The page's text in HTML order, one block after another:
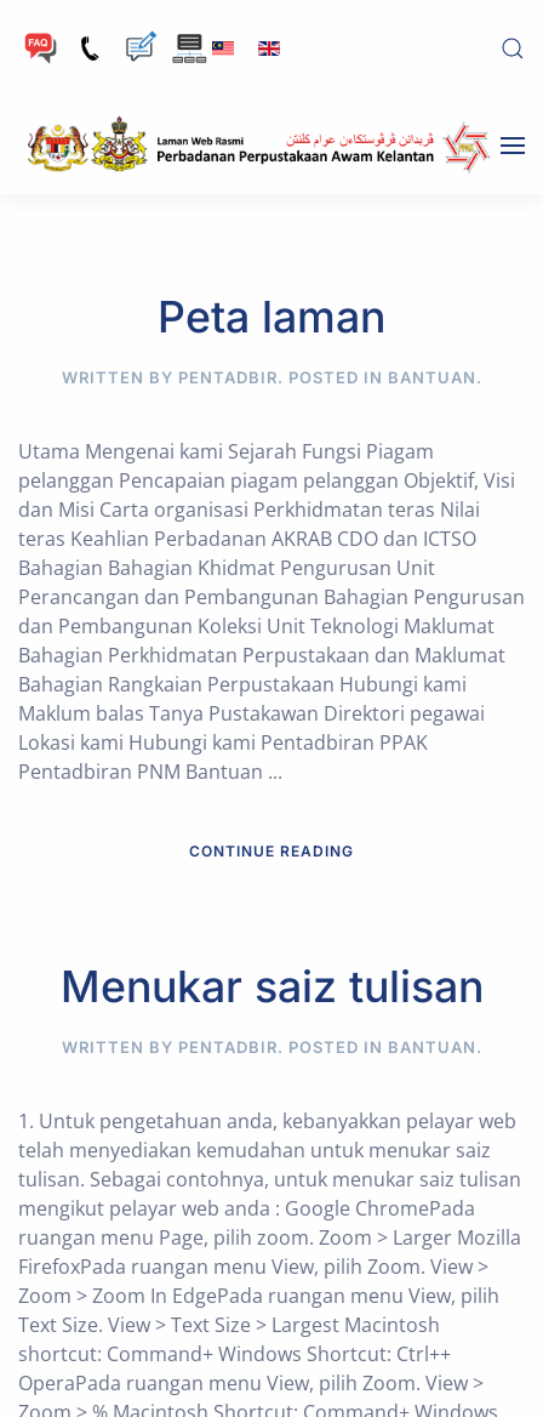
Skip to main content
Peta laman
WRITTEN BY PENTADBIR. POSTED IN BANTUAN.
Utama Mengenai kami Sejarah Fungsi Piagam
pelanggan Pencapaian piagam pelanggan Objektif, Visi
dan Misi Carta organisasi Perkhidmatan teras Nilai
teras Keahlian Perbadanan AKRAB CDO dan ICTSO
Bahagian Bahagian Khidmat Pengurusan Unit
Perancangan dan Pembangunan Bahagian Pengurusan
dan Pembangunan Koleksi Unit Teknologi Maklumat
Bahagian Perkhidmatan Perpustakaan dan Maklumat
Bahagian Rangkaian Perpustakaan Hubungi kami
Maklum balas Tanya Pustakawan Direktori pegawai
Lokasi kami Hubungi kami Pentadbiran PPAK
Pentadbiran PNM Bantuan ...
CONTINUE READING
Menukar saiz tulisan
WRITTEN BY PENTADBIR. POSTED IN BANTUAN.
1. Untuk pengetahuan anda, kebanyakkan pelayar web
telah menyediakan kemudahan untuk menukar saiz
tulisan. Sebagai contohnya, untuk menukar saiz tulisan
mengikut pelayar web anda : Google ChromePada
ruangan menu Page, pilih zoom. Zoom > Larger Mozilla
FirefoxPada ruangan menu View, pilih Zoom. View >
Zoom > Zoom In EdgePada ruangan menu View, pilih
Text Size. View > Text Size > Largest Macintosh
shortcut: Command+ Windows Shortcut: Ctrl++
OperaPada ruangan menu View, pilih Zoom. View >